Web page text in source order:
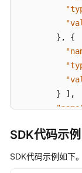
} ,
{
}
] ,
},
SDK代码示例
SDK代码示例如下。